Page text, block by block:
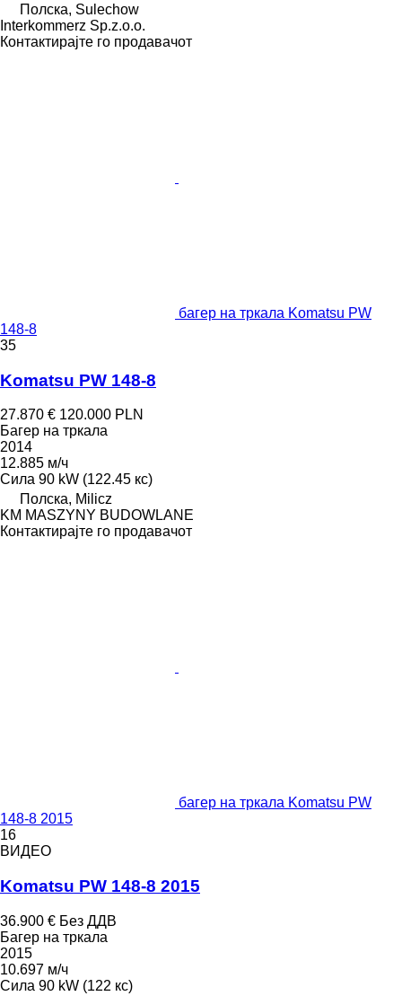
Полска, Sulechow
Interkommerz Sp.z.o.o.
Контактирајте го продавачот
багер на тркала Komatsu PW
148-8
35
Komatsu PW 148-8
27.870 € 120.000 PLN
Багер на тркала
2014
12.885 м/ч
Сила 90 kW (122.45 кс)
Полска, Milicz
KM MASZYNY BUDOWLANE
Контактирајте го продавачот
багер на тркала Komatsu PW
148-8 2015
16
ВИДЕО
Komatsu PW 148-8 2015
36.900 € Без ДДВ
Багер на тркала
2015
10.697 м/ч
Сила 90 kW (122 кс)